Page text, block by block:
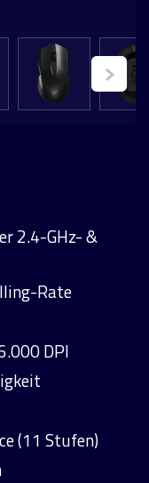
2.4-GHz- &
Rate
DPI
(11 Stufen)